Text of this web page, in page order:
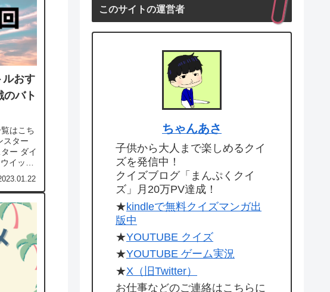
ルおす
バト
はこち
スター
ー ダイ
イッシ
このサイトの運営者
ちゃんあさ
子供から大人まで楽しめるクイ
ズを発信中！
クイズブログ「まんぷくクイ
ズ」月20万PV達成！
★kindleで無料クイズマンガ出
版中
★YOUTUBE クイズ
★YOUTUBE ゲーム実況
★X（旧Twitter）
お仕事などのご連絡はこちらに